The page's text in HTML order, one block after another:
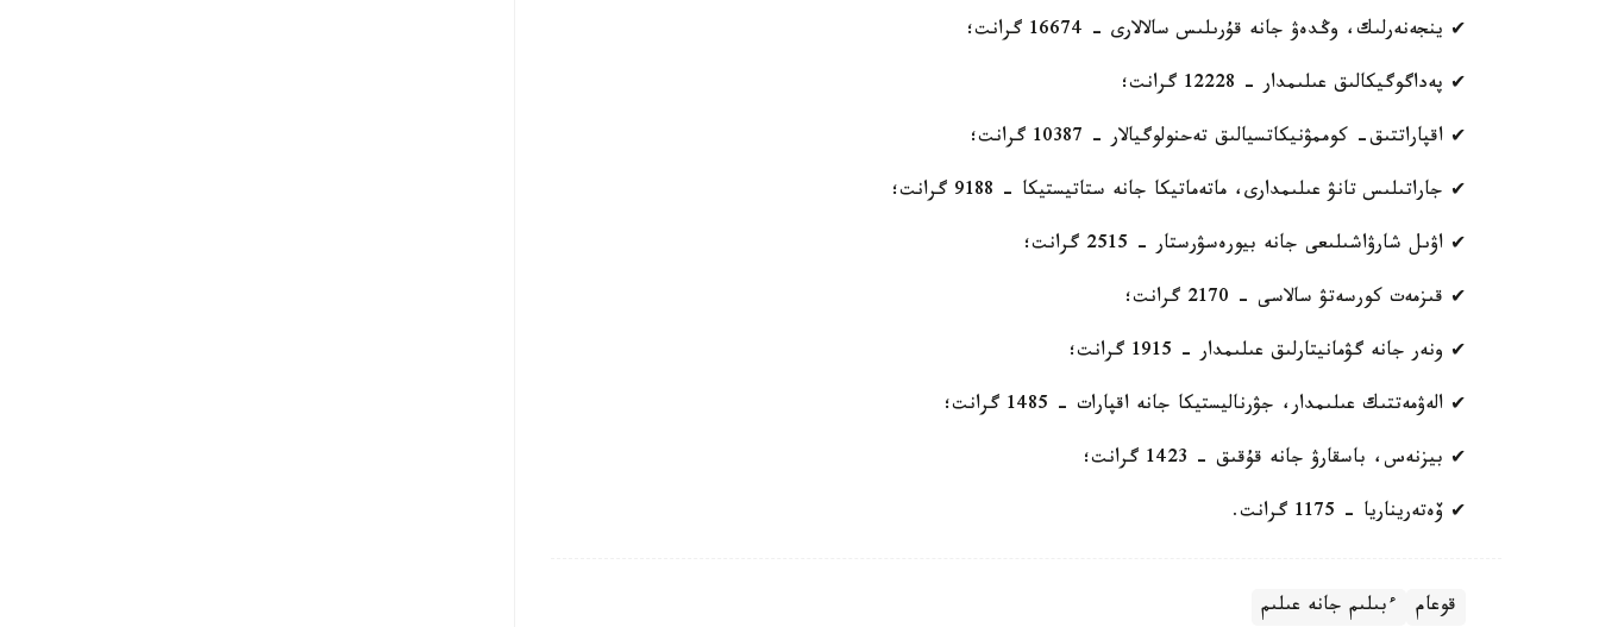
✔ ينجەنەرلىك، وڭدەۋ جانە قۇرىلىس سالالارى - 16674 گرانت؛
✔ پەداگوگيكالىق عىلىمدار - 12228 گرانت؛
✔ اقپاراتتىق- كوممۋنيكاتسيالىق تەحنولوگيالار - 10387 گرانت؛
✔ جاراتىلىس تانۋ عىلىمدارى، ماتەماتيكا جانە ستاتيستيكا - 9188 گرانت؛
✔ اۋىل شارۋاشىلىعى جانە بيورەسۋرستار - 2515 گرانت؛
✔ قىزمەت كورسەتۋ سالاسى - 2170 گرانت؛
✔ ونەر جانە گۋمانيتارلىق عىلىمدار - 1915 گرانت؛
✔ الەۋمەتتىك عىلىمدار، جۋرناليستيكا جانە اقپارات - 1485 گرانت؛
✔ بيزنەس، باسقارۋ جانە قۇقىق - 1423 گرانت؛
✔ ۆەتەريناريا - 1175 گرانت.
قوعام ءبىلىم جانە عىلىم